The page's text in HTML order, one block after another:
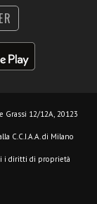
Grassi 12/12A, 20123
C.C.I.A.A. di Milano
i diritti di proprietà